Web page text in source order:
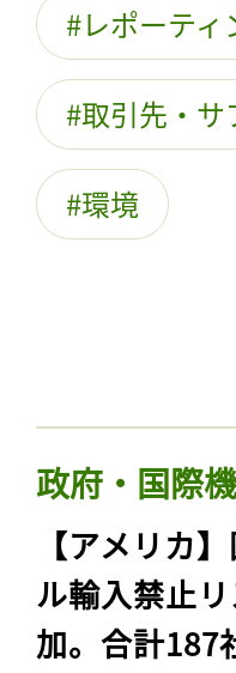
レポーテ
取引先・サ
環境
政府・国際
【アメリカ
ル輸入禁止
加。合計187